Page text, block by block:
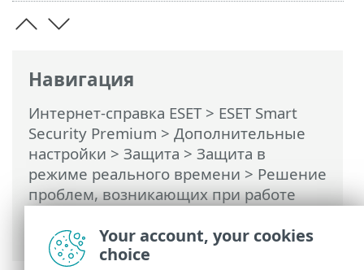
Навигация
Интернет-справка ESET> ESET Smart
Security Premium > Дополнительные
настройки > Защита > Защита в
режиме реального времени > Решение
проблем, возникающих при работе
реального времени
Your account, your cookies
choice